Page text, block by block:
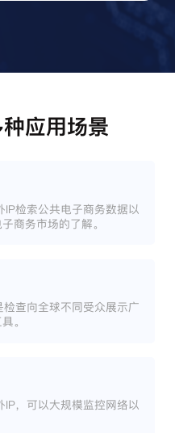
应用场景
检索公共电子商务数据以
商务市场的了解。
查向全球不同受众展示广
。
，可以大规模监控网络以